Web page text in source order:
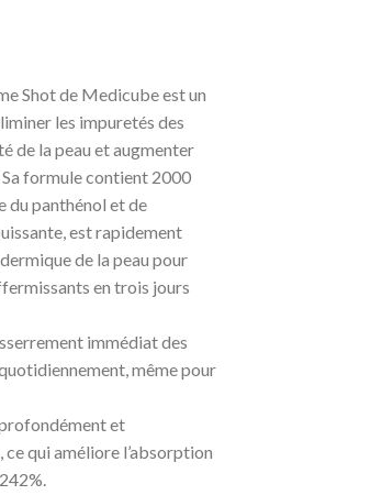
Shot de Medicube est un
les impuretés des
de la peau et augmenter
formule contient 2000
du panthénol et de
est rapidement
de la peau pour
en trois jours
immédiat des
même pour
et
qui améliore l’absorption